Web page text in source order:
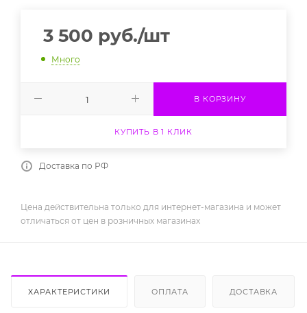
3 500 руб./шт
Много
В КОРЗИНУ
КУПИТЬ В 1 КЛИК
Доставка по РФ
Цена действительна только для интернет-магазина и может
отличаться от цен в розничных магазинах
ХАРАКТЕРИСТИКИ ОПЛАТА ДОСТАВКА